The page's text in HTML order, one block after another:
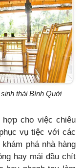
thái Bình Quới
cho việc chiêu
vụ tiệc với các
phá nhà hàng
hay mái đầu chít